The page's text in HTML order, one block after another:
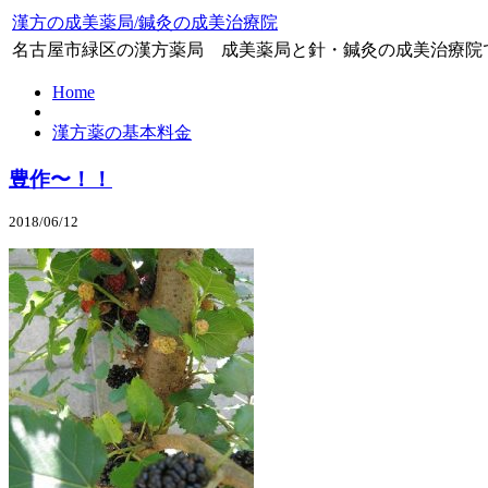
漢方の成美薬局/鍼灸の成美治療院
名古屋市緑区の漢方薬局 成美薬局と針・鍼灸の成美治療院
Home
漢方薬の基本料金
豊作〜！！
2018/06/12